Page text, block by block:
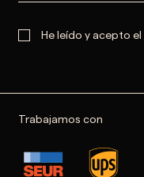
He leído y acepto el
Trabajamos con